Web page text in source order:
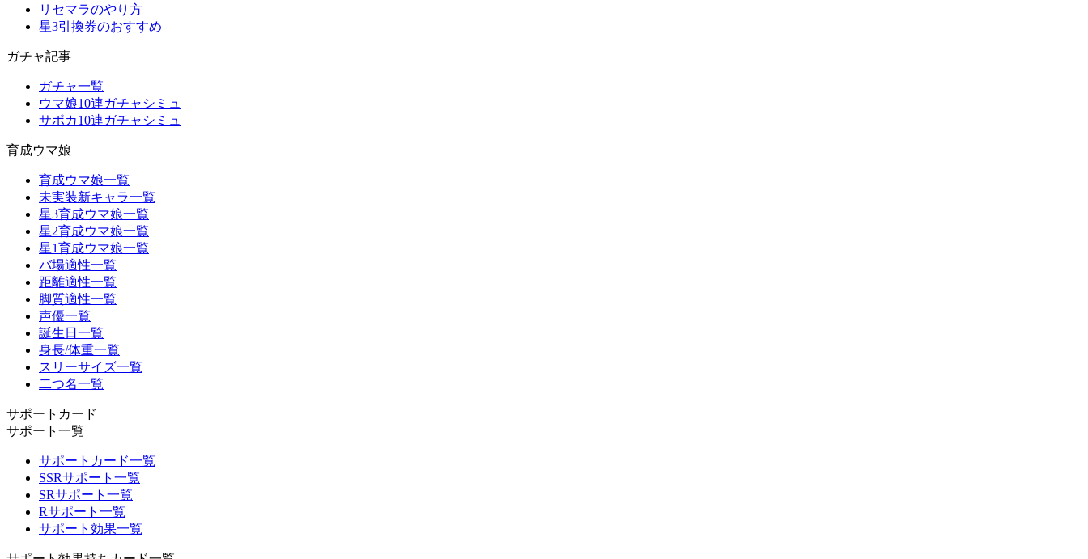
リセマラのやり方
星3引換券のおすすめ
ガチャ記事
ガチャ一覧
ウマ娘10連ガチャシミュ
サポカ10連ガチャシミュ
育成ウマ娘
育成ウマ娘一覧
未実装新キャラ一覧
星3育成ウマ娘一覧
星2育成ウマ娘一覧
星1育成ウマ娘一覧
バ場適性一覧
距離適性一覧
脚質適性一覧
声優一覧
誕生日一覧
身長/体重一覧
スリーサイズ一覧
二つ名一覧
サポートカード
サポート一覧
サポートカード一覧
SSRサポート一覧
SRサポート一覧
Rサポート一覧
サポート効果一覧